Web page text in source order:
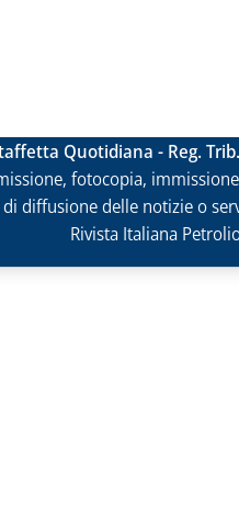
Quotidiana - Reg.
fotocopia,
diffusione delle notizie o
Rivista Italiana